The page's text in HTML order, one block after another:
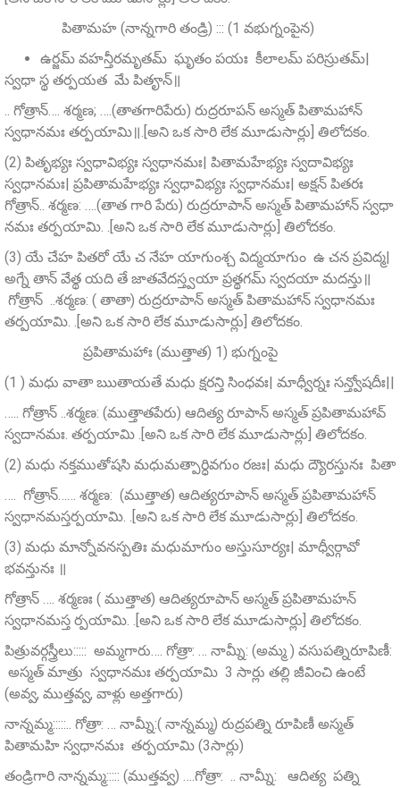
పితామహ (నాన్నగారి తండ్రి) ::: (1 వభుగ్నంపైన)
ఉర్జమ్‌ వహన్తీరమృతమ్ ఘృతం పయః కీలాలమ్‌ పరిస్రుతమ్‌|
స్వధా స్థ తర్పయత మే పితౄన్‌॥
.. గోత్రాన్…. శర్మణ; ….(తాతగారిపేరు) రుద్రరూపన్‌ అస్మత్‌ పితామహాన్
స్వధానమః తర్పయామి॥.[అని ఒక సారి లేక మూడుసార్లు] తిలోదకం.
(2) పితృభ్యః స్వధావిభ్యః స్వధానమః| పితామహేభ్యః స్వదావిభ్యః
స్వధానమః| ప్రపితామహేభ్యః స్వధావిభ్యః స్వధానమః| అక్షన్ పితరః
గోత్రాన్.. శర్మణ: ….(తాత గారి పేరు) రుద్రరూపాన్ అస్మత్ పితామహాన్ స్వధా
నమః తర్పయామి. .[అని ఒక సారి లేక మూడుసార్లు] తిలోదకం.
(3) యే చేహ పితరో యే చ నేహ యాగుంశ్చ విద్మయాగుం ఉ చన ప్రవిద్మ|
అగ్నే తాన్‌ వేత్థ యది తే జాతవేదస్త్వయా ప్రత్థగమ్‌ స్వదయా మదన్తు॥
గోత్రాన్ ..శర్మణ: ( తాతా) రుద్రరూపాన్‌ అస్మత్‌ పితామహాన్‌ స్వధానమః
తర్పయామి. .[అని ఒక సారి లేక మూడుసార్లు] తిలోదకం.
ప్రపితామహాః (ముత్తాత) 1) భుగ్నంపై
(1 ) మధు వాతా ఋతాయతే మధు క్షరన్తి సింధవః| మాధ్వీర్నః సన్త్వోషదీః||
….. గోత్రాన్ ..శర్మణ: (ముత్తాతపేరు) ఆదిత్య రూపాన్‌ అస్మత్‌ ప్రపితామహావ్‌
స్వదానమః. తర్పయామి .[అని ఒక సారి లేక మూడుసార్లు] తిలోదకం.
(2) మధు నక్తముతోషసి మధుమత్పార్ధివగుం రజః| మధు ద్యౌరస్తునః పితా
…. గోత్రాన్…… శర్మణ: (ముత్తాత) ఆదిత్యరూపాన్‌ అస్మత్‌ ప్రపితామహాన్‌
స్వధానమస్తర్పయామి. .[అని ఒక సారి లేక మూడుసార్లు] తిలోదకం.
(3) మధు మాన్నోవనస్పతిః మధుమాగుం అస్తుసూర్యః| మాధ్వీర్గావో
భవన్తునః ॥
గోత్రాన్ …. శర్మణః ( ముత్తాత) ఆదిత్యరూపాన్‌ అస్మత్‌ ప్రపితామహన్‌
స్వధానమస్త ర్పయామి. .[అని ఒక సారి లేక మూడుసార్లు] తిలోదకం.
పిత్రువర్గస్త్రీలు::::: అమ్మగారు…. గోత్రా: … నామ్నీ: (అమ్మ ) వసుపత్నిరూపిణీ:
అస్మత్‌ మాత్రు స్వధానమః తర్పయామి 3 సార్లు తల్లి జీవించి ఉంటే
(అవ్వ, ముత్తవ్వ, వాళ్లు అత్తగారు)
నాన్నమ్మ:::::.. గోత్రా: … నామ్నీ:( నాన్నమ్మ) రుద్రపత్ని రూపిణీ అస్మత్‌
పితామహి స్వధానమః తర్పయామి (3సార్లు)
తండ్రిగారి నాన్నమ్మ::::: (ముత్తవ్వ) ….గోత్రా: .. నామ్నీ: ఆదిత్య పత్ని